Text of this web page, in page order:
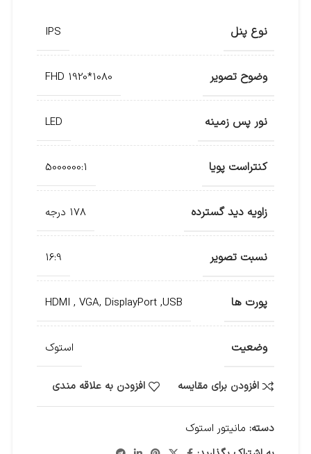
نوع پنل IPS
وضوح تصویر FHD 1920*1080
نور پس زمینه LED
کنتراست پویا 5000000:1
زاویه دید گسترده 178 درجه
نسبت تصویر 16:9
پورت ها HDMI , VGA, DisplayPort ,USB
وضعیت استوک
افزودن برای مقایسه افزودن به علاقه مندی
دسته: مانیتور استوک